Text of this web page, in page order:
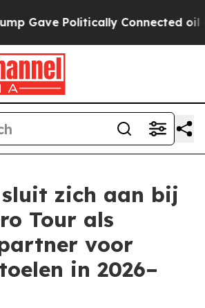
Politically Connected oil
zich aan bij
Tour als
voor
in 2026–